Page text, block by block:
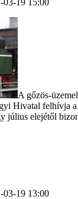
A gőzös-
Hivatal felhívja
július elejétől
03-19 13:00